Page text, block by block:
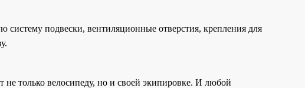
подвески, вентиляционные отверстия, крепления для
только велосипеду, но и своей экипировке. И любой